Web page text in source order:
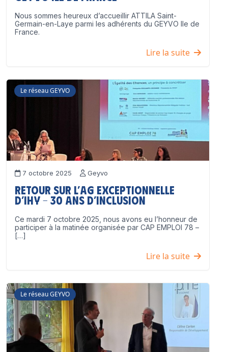
Nous sommes heureux d’accueillir ATTILA Saint-
Germain-en-Laye parmi les adhérents du GEYVO Ile de
France.
Lire la suite
Le réseau GEYVO
7 octobre 2025 Geyvo
Retour sur l’AG exceptionnelle
d’IHY – 30 ans d’inclusion
Ce mardi 7 octobre 2025, nous avons eu l’honneur de
participer à la matinée organisée par CAP EMPLOI 78 –
[…]
Lire la suite
Le réseau GEYVO